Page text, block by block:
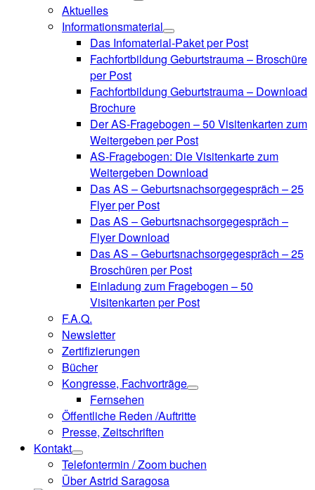
Aktuelles
Informationsmaterial
Das Infomaterial-Paket per Post
Fachfortbildung Geburtstrauma – Broschüre
per Post
Fachfortbildung Geburtstrauma – Download
Brochure
Der AS-Fragebogen – 50 Visitenkarten zum
Weitergeben per Post
AS-Fragebogen: Die Visitenkarte zum
Weitergeben Download
Das AS – Geburtsnachsorgegespräch – 25
Flyer per Post
Das AS – Geburtsnachsorgegespräch –
Flyer Download
Das AS – Geburtsnachsorgegespräch – 25
Broschüren per Post
Einladung zum Fragebogen – 50
Visitenkarten per Post
F.A.Q.
Newsletter
Zertifizierungen
Bücher
Kongresse, Fachvorträge
Fernsehen
Öffentliche Reden /Auftritte
Presse, Zeitschriften
Kontakt
Telefontermin / Zoom buchen
Über Astrid Saragosa